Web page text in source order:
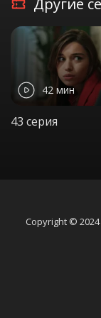
Другие
42 мин
43 серия
Copyright ©